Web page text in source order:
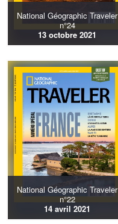
National Géographic Traveler
n°24
13 octobre 2021
National Géographic Traveler
n°22
14 avril 2021